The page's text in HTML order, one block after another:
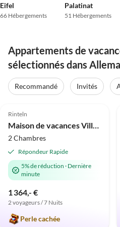
Eifel
66 Hébergements
Palatinat
51 Hébergements
Appartements de
sélectionnés dans
Recommandé Invités
Meilleure
Annonce
Rinteln
Maison de vacances Villa Taubenberg
2 Chambres
Répondeur Rapide
5% de réduction · Dernière
minute
1 364,- €
2 voyageurs / 7 Nuits
Perle cachée
virtuelle